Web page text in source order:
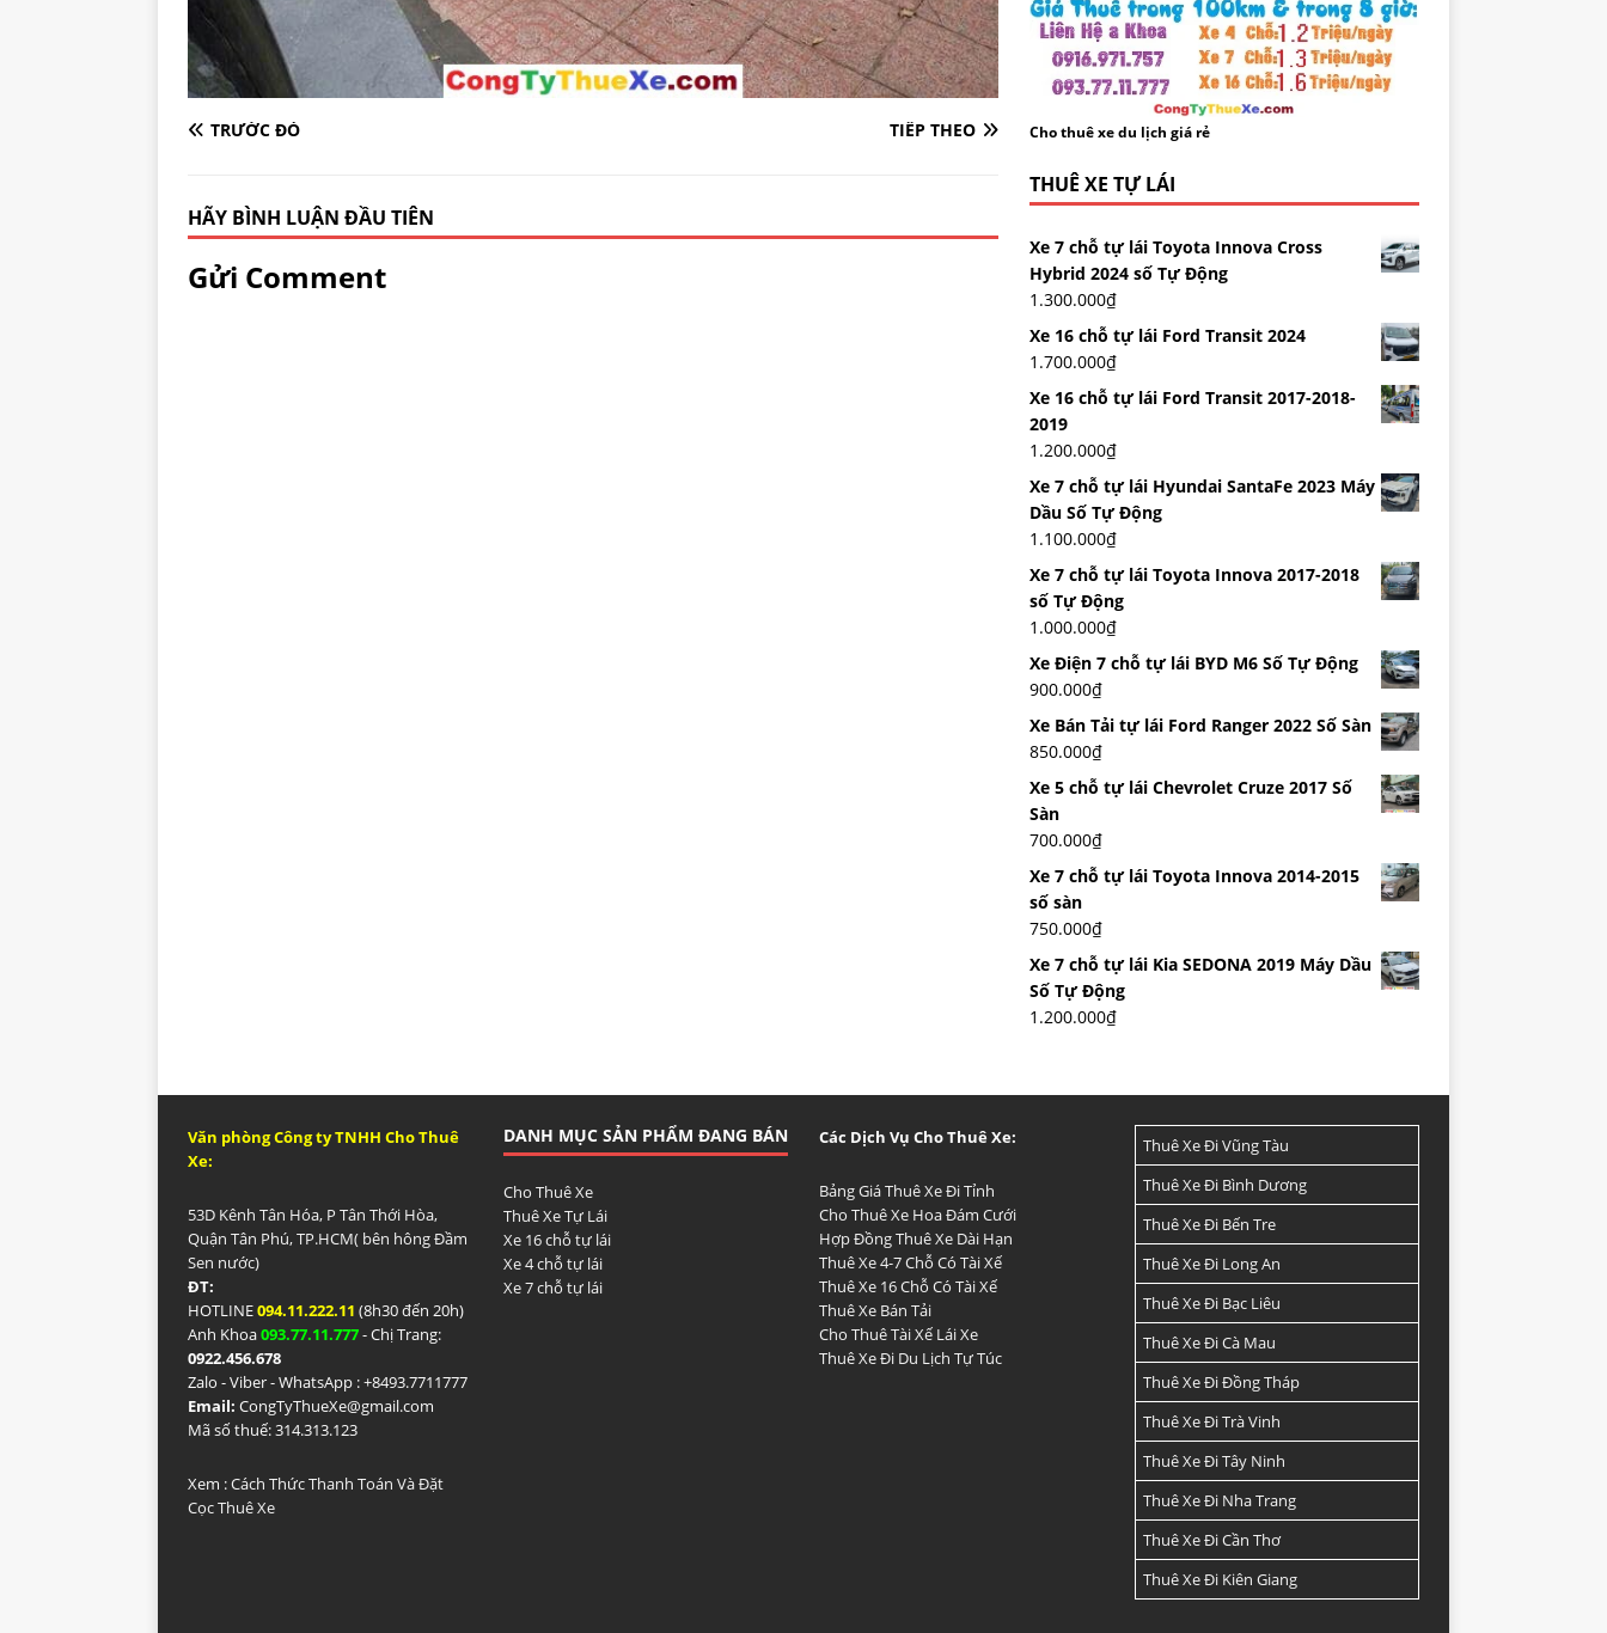
TRƯỚC ĐÓ TIẾP THEO
HÃY BÌNH LUẬN ĐẦU TIÊN
Gửi Comment
Cho thuê xe du lịch giá rẻ
THUÊ XE TỰ LÁI
Xe 7 chỗ tự lái Toyota Innova Cross
Hybrid 2024 số Tự Động
1.300.000₫
Xe 16 chỗ tự lái Ford Transit 2024
1.700.000₫
Xe 16 chỗ tự lái Ford Transit 2017-2018-
2019
1.200.000₫
Xe 7 chỗ tự lái Hyundai SantaFe 2023 Máy
Dầu Số Tự Động
1.100.000₫
Xe 7 chỗ tự lái Toyota Innova 2017-2018
số Tự Động
1.000.000₫
Xe Điện 7 chỗ tự lái BYD M6 Số Tự Động
900.000₫
Xe Bán Tải tự lái Ford Ranger 2022 Số Sàn
850.000₫
Xe 5 chỗ tự lái Chevrolet Cruze 2017 Số
Sàn
700.000₫
Xe 7 chỗ tự lái Toyota Innova 2014-2015
số sàn
750.000₫
Xe 7 chỗ tự lái Kia SEDONA 2019 Máy Dầu
Số Tự Động
1.200.000₫
Văn phòng Công ty TNHH Cho Thuê
Xe:
53D Kênh Tân Hóa, P Tân Thới Hòa,
Quận Tân Phú, TP.HCM( bên hông Đầm
Sen nước)
ĐT:
HOTLINE094.11.222.11 (8h30 đến 20h)
Anh Khoa093.77.11.777- Chị Trang:
0922.456.678
Zalo - Viber - WhatsApp : +8493.7711777
Email: CongTyThueXe@gmail.com
Mã số thuế: 314.313.123
Xem :Cách Thức Thanh Toán Và Đặt
Cọc Thuê Xe
DANH MỤC SẢN PHẨM ĐANG BÁN
Cho Thuê Xe
Thuê Xe Tự Lái
Xe 16 chỗ tự lái
Xe 4 chỗ tự lái
Xe 7 chỗ tự lái
Các Dịch Vụ Cho Thuê Xe:
Bảng Giá Thuê Xe Đi Tỉnh
Cho Thuê Xe Hoa Đám Cưới
Hợp Đồng Thuê Xe Dài Hạn
Thuê Xe 4-7 Chỗ Có Tài Xế
Thuê Xe 16 Chỗ Có Tài Xế
Thuê Xe Bán Tải
Cho Thuê Tài Xế Lái Xe
Thuê Xe Đi Du Lịch Tự Túc
Thuê Xe Đi Vũng Tàu
Thuê Xe Đi Bình Dương
Thuê Xe Đi Bến Tre
Thuê Xe Đi Long An
Thuê Xe Đi Bạc Liêu
Thuê Xe Đi Cà Mau
Thuê Xe Đi Đồng Tháp
Thuê Xe Đi Trà Vinh
Thuê Xe Đi Tây Ninh
Thuê Xe Đi Nha Trang
Thuê Xe Đi Cần Thơ
Thuê Xe Đi Kiên Giang